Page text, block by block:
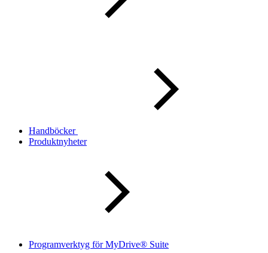
Handböcker
Produktnyheter
Programverktyg för MyDrive® Suite